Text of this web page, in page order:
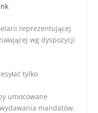
reprezentującej
wg dyspozycji
tylko
umocowane
mandatów.